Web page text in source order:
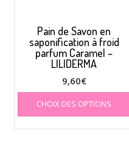
Pain de Savon en
saponification à froid
parfum Caramel –
LILIDERMA
9,60€
CHOIX DES OPTIONS